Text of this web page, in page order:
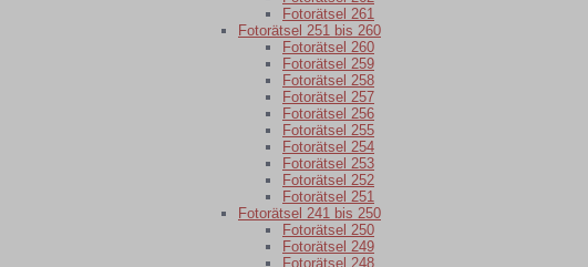
Fotorätsel 261
Fotorätsel 251 bis 260
Fotorätsel 260
Fotorätsel 259
Fotorätsel 258
Fotorätsel 257
Fotorätsel 256
Fotorätsel 255
Fotorätsel 254
Fotorätsel 253
Fotorätsel 252
Fotorätsel 251
Fotorätsel 241 bis 250
Fotorätsel 250
Fotorätsel 249
Fotorätsel 248